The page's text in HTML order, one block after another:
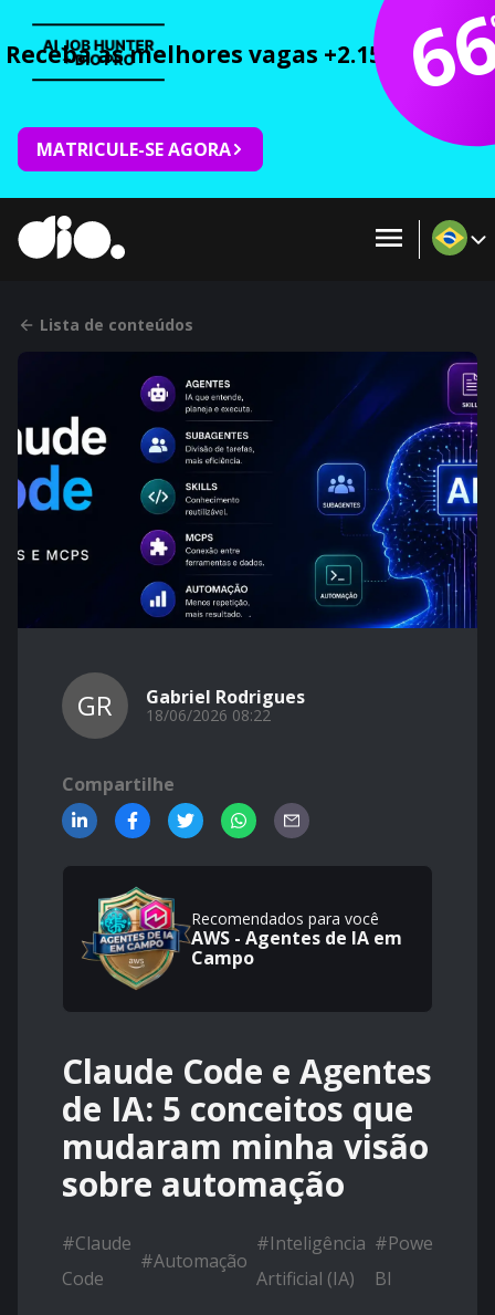
Receba as melhores vagas +2.150 cursos
MATRICULE-SE AGORA
Lista de conteúdos
GR Gabriel Rodrigues
18/06/2026 08:22
Compartilhe
Recomendados para você
AWS - Agentes de IA em
Campo
Claude Code e Agentes
de IA: 5 conceitos que
mudaram minha visão
sobre automação
#Claude
Code
#Automação
#Inteligência
Artificial (IA)
#Power
BI